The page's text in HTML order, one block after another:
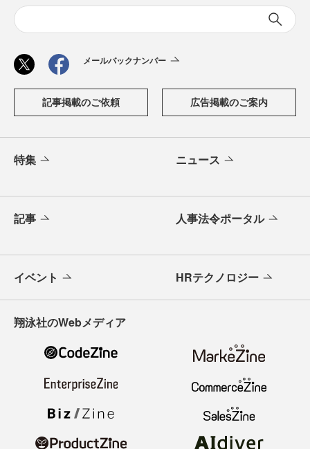
メールバックナンバー
記事掲載のご依頼 広告掲載のご案内
特集 ニュース
記事 人事法令ポータル
イベント HRテクノロジー
翔泳社のWebメディア